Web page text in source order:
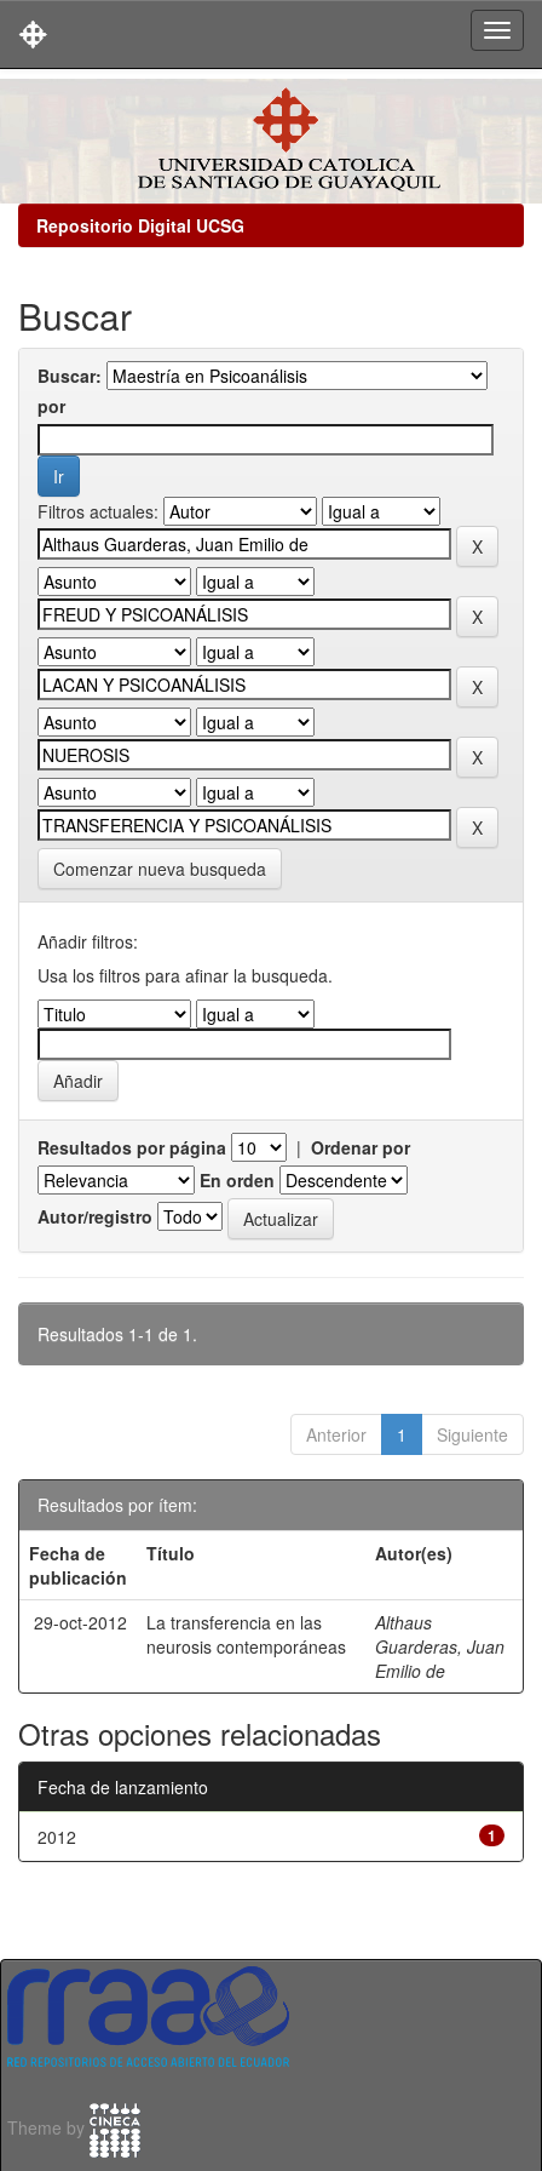
Repositorio Digital UCSG
Buscar
Buscar:
por
Filtros actuales:
Comenzar nueva busqueda
Añadir filtros:
Usa los filtros para afinar la busqueda.
Resultados por página | Ordenar por
En orden
Autor/registro
Resultados 1-1 de 1.
Anterior 1 Siguiente
Resultados por ítem:
Fecha de
publicación
Título Autor(es)
29-oct-2012
La transferencia en las
neurosis contemporáneas
Althaus
Guarderas, Juan
Emilio de
Otras opciones relacionadas
Fecha de lanzamiento
1
2012
Theme by